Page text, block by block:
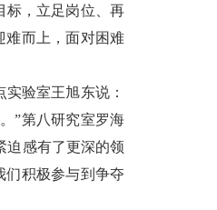
标，立足岗位、再
难而上，面对困难
验室王旭东说：
”第八研究室罗海
迫感有了更深的领
们积极参与到争夺